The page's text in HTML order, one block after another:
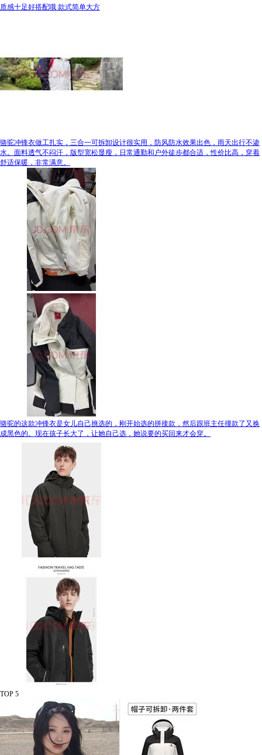
质感十足好搭配哦 款式简单大方
骆驼冲锋衣做工扎实，三合一可拆卸设计很实用，防风防水效果出色，雨天出行不渗
水。面料透气不闷汗，版型宽松显瘦，日常通勤和户外徒步都合适，性价比高，穿着
舒适保暖，非常满意。
骆驼的这款冲锋衣是女儿自己挑选的，刚开始选的拼接款，然后跟班主任撞款了又换
成黑色的。现在孩子长大了，让她自己选，她说要的买回来才会穿。
TOP 5